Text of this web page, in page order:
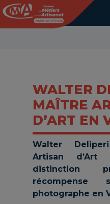
WALTER
MAÎTRE
D’ART EN
Walter
Artisan d’Art
distinction
photographe en
Panneau de gestion des